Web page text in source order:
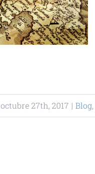
octubre 27th, 2017 | Blog,